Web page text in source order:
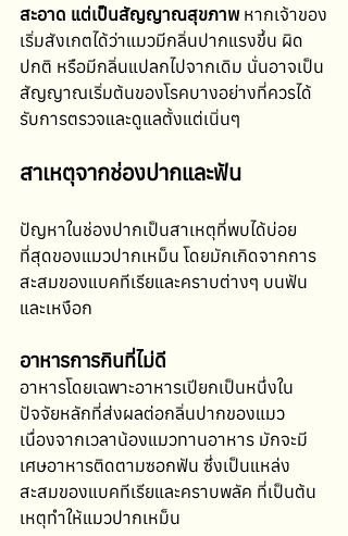
สะอาด แต่เป็นสัญญาณสุขภาพ หากเจ้าของ
เริ่มสังเกตได้ว่าแมวมีกลิ่นปากแรงขึ้น ผิด
ปกติ หรือมีกลิ่นแปลกไปจากเดิม นั่นอาจเป็น
สัญญาณเริ่มต้นของโรคบางอย่างที่ควรได้
รับการตรวจและดูแลตั้งแต่เนิ่นๆ
สาเหตุจากช่องปากและฟัน
ปัญหาในช่องปากเป็นสาเหตุที่พบได้บ่อย
ที่สุดของแมวปากเหม็น โดยมักเกิดจากการ
สะสมของแบคทีเรียและคราบต่างๆ บนฟัน
และเหงือก
อาหารการกินที่ไม่ดี
อาหารโดยเฉพาะอาหารเปียกเป็นหนึ่งใน
ปัจจัยหลักที่ส่งผลต่อกลิ่นปากของแมว
เนื่องจากเวลาน้องแมวทานอาหาร มักจะมี
เศษอาหารติดตามซอกฟัน ซึ่งเป็นแหล่ง
สะสมของแบคทีเรียและคราบพลัค ที่เป็นต้น
เหตุทำให้แมวปากเหม็น